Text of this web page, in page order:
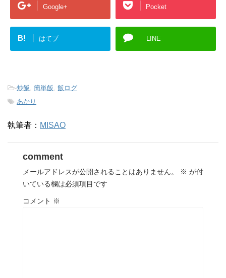
Google+ Pocket
B! はてブ LINE
-炒飯 簡単飯 飯ログ
-あかり
執筆者： MISAO
comment
メールアドレスが公開されることはありません。 ※ が付
いている欄は必須項目です
コメント ※